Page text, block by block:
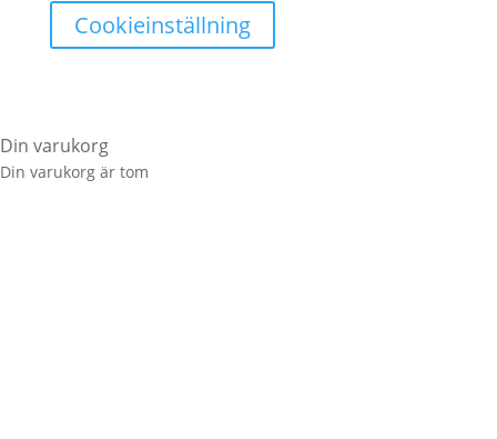
Cookieinställning
Din varukorg
Din varukorg är tom